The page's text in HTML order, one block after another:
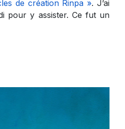
de création Rinpa ». J’ai
pour y assister. Ce fut un